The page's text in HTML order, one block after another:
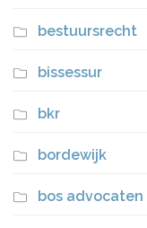
bestuursrecht
bissessur
bkr
bordewijk
bos advocaten